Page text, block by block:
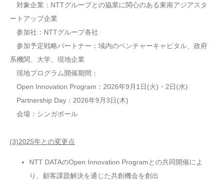
対象企業：NTTグループとの協業に関心のある東南アジアスタ
ートアップ企業
参加社：NTTグループ各社
参加予定戦略パートナー：域内のベンチャーキャピタル、政府
系機関、大学、現地企業
現地プログラム開催期間：
Open Innovation Program：2026年9月1日(火)・2日(水)
Partnership Day：2026年9月3日(木)
会場：シンガポール
(3)2025年との変更点
NTT DATAのOpen Innovation Programとの共同開催によ
り、顧客課題解決を通じた共創機会を創出